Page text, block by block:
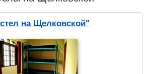
на Щелковской"